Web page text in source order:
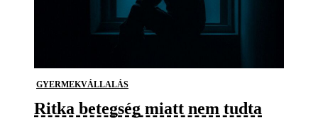
GYERMEKVÁLLALÁS
Ritka betegség miatt nem tudta